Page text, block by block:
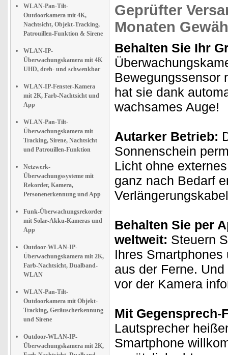
WLAN-Pan-Tilt-
Outdoorkamera mit 4K,
Nachtsicht, Objekt-Tracking,
Patrouillen-Funktion & Sirene
WLAN-IP-
Überwachungskamera mit 4K
UHD, dreh- und schwenkbar
WLAN-IP-Fenster-Kamera
mit 2K, Farb-Nachtsicht und
App
WLAN-Pan-Tilt-
Überwachungskamera mit
Tracking, Sirene, Nachtsicht
und Patrouillen-Funktion
Netzwerk-
Überwachungssysteme mit
Rekorder, Kamera,
Personenerkennung und App
Funk-Überwachungsrekorder
mit Solar-Akku-Kameras und
App
Outdoor-WLAN-IP-
Überwachungskamera mit 2K,
Farb-Nachtsicht, Dualband-
WLAN
WLAN-Pan-Tilt-
Outdoorkamera mit Objekt-
Tracking, Geräuscherkennung
und Sirene
Outdoor-WLAN-IP-
Überwachungskamera mit 2K,
Geprüfter
Monaten
Behalten Sie Ihr
Bewegungssensor
hat sie dank
wachsames Auge!
Autarker Betrieb:
Sonnenschein
Licht ohne
ganz nach Bedarf
Behalten Sie per
weltweit: Steuern
Ihres
aus der Ferne.
vor der Kamera
Mit Gegensprech-
Lautsprecher
Smartphone